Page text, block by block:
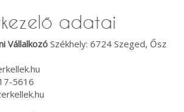
adatai
Vállalkozó Székhely: 6724 Szeged, Ősz
5616